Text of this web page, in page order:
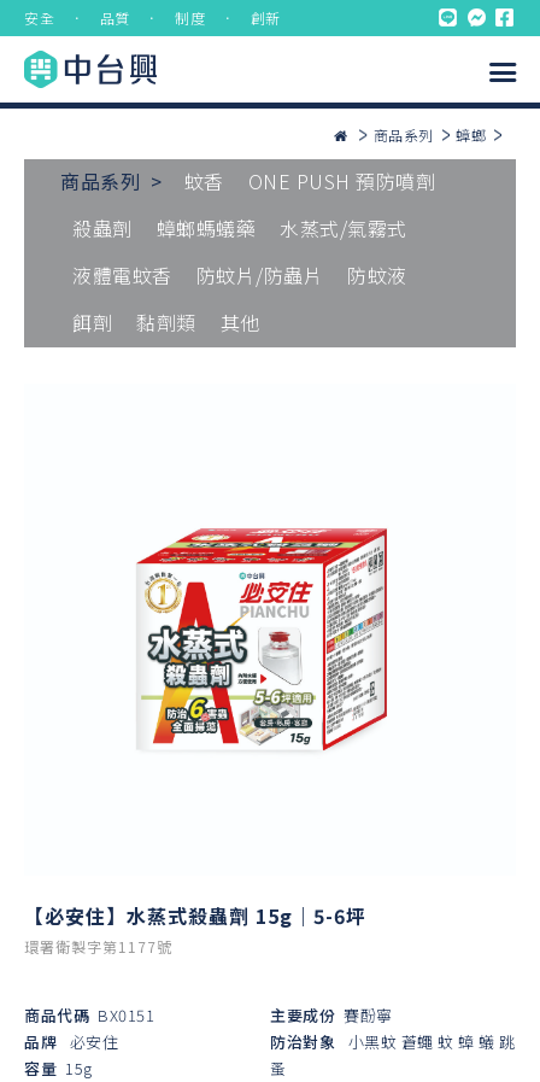
安全 ． 品質 ． 制度 ． 創新
商品系列 蟑螂
商品系列 > 蚊香
ONE PUSH 預防噴劑
殺蟲劑
蟑螂螞蟻藥
水蒸式/氣霧式
液體電蚊香
防蚊片/防蟲片
防蚊液
餌劑
黏劑類 其他
【必安住】水蒸式殺蟲劑 15g｜5-6坪
環署衛製字第1177號
商品代碼 BX0151
品牌 必安住
容量 15g
主要成份 賽酚寧
防治對象 小黑蚊 蒼蠅 蚊 蟑 蟻 跳
蚤